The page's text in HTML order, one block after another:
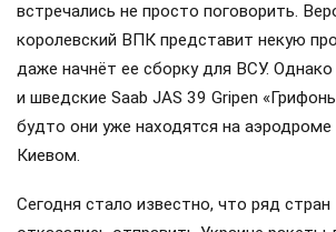
встречались не просто поговорить.
королевский ВПК представит некую
даже начнёт ее сборку для ВСУ.
и шведские Saab JAS 39 Gripen
будто они уже находятся на
Киевом.
Сегодня стало известно, что ряд